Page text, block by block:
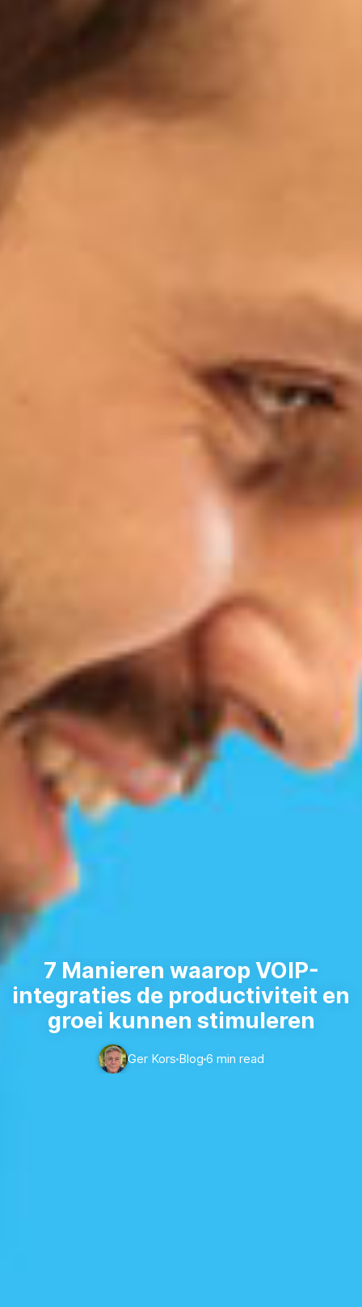
7 Manieren waarop VOIP-
integraties de productiviteit en
groei kunnen stimuleren
Ger KorsBlog6 min read